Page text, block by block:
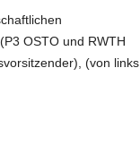
OSTO und RWTH
(von links,